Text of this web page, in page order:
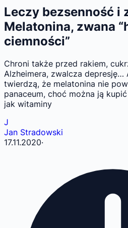
Leczy bezsenność i
Melatonina, zwana
ciemności”
Chroni także przed rakiem,
Alzheimera, zwalcza depresję…
twierdzą, że melatonina nie
panaceum, choć można ją
jak witaminy
J
Jan Stradowski
17.11.2020·